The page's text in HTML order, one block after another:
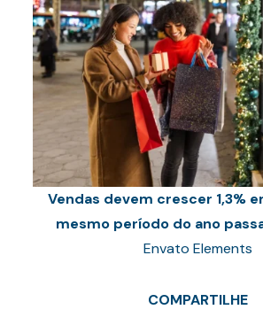
Vendas devem crescer 1,3%
mesmo período do ano
Envato Elements
COMPARTILHE